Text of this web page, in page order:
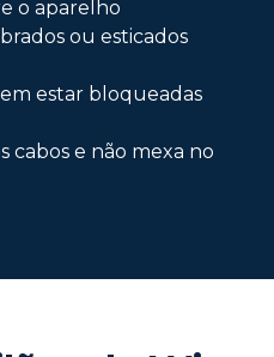
o aparelho
ou esticados
estar bloqueadas
cabos e não mexa no